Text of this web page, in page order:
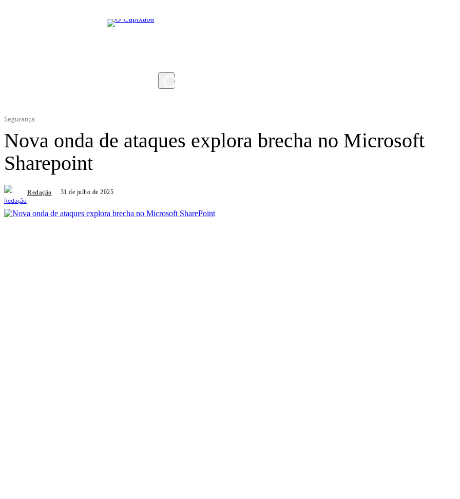
Segurança
Nova onda de ataques explora brecha no Microsoft
Sharepoint
Redação 31 de julho de 2025